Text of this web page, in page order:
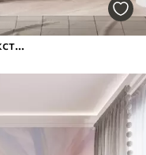
Имитација апстрактног узорка текстуре мермера у нијансама ружичасте и жуте